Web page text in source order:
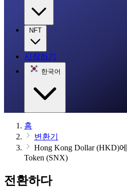
NFT
시작하기
한국어
홈
변환기
Hong Kong Dollar (HKD)
Token (SNX)
전환하다